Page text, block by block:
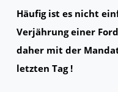
Häufig ist es nicht
Verjährung einer
daher mit der
letzten Tag !